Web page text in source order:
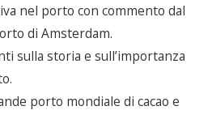
nel porto con commento dal
di Amsterdam.
sulla storia e sull’importanza
porto mondiale di cacao e